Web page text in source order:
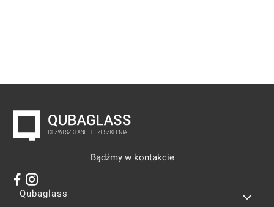
Bądźmy w kontakcie
Linki w stopce
Qubaglass